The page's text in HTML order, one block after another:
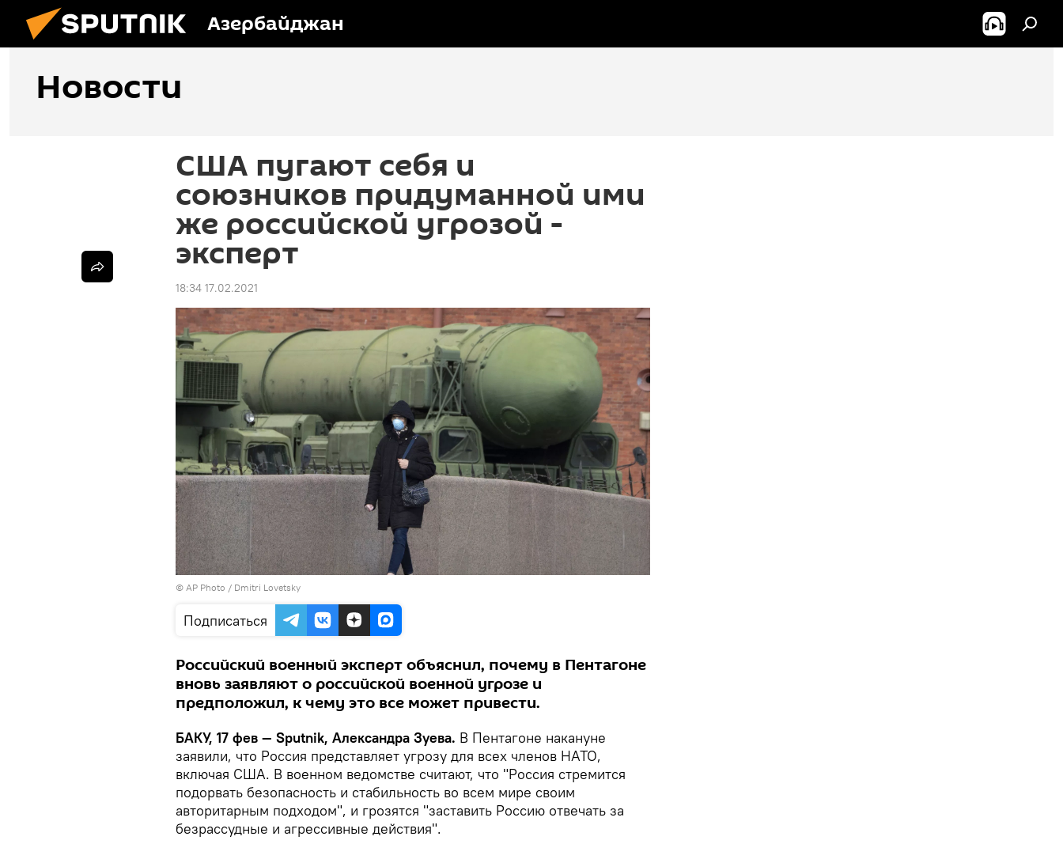
Азербайджан
Новости
США пугают себя и
союзников придуманной ими
же российской угрозой -
эксперт
18:34 17.02.2021
© AP Photo / Dmitri Lovetsky
Подписаться
Российский военный эксперт объяснил, почему в Пентагоне
вновь заявляют о российской военной угрозе и
предположил, к чему это все может привести.
БАКУ, 17 фев — Sputnik, Александра Зуева. В Пентагоне накануне
заявили, что Россия представляет угрозу для всех членов НАТО,
включая США. В военном ведомстве считают, что "Россия стремится
подорвать безопасность и стабильность во всем мире своим
авторитарным подходом", и грозятся "заставить Россию отвечать за
безрассудные и агрессивные действия".